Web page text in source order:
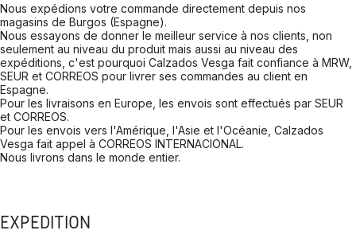
Nous expédions votre commande directement depuis nos
magasins de Burgos (Espagne).
Nous essayons de donner le meilleur service à nos clients, non
seulement au niveau du produit mais aussi au niveau des
expéditions, c'est pourquoi Calzados Vesga fait confiance à MRW,
SEUR et CORREOS pour livrer ses commandes au client en
Espagne.
Pour les livraisons en Europe, les envois sont effectués par SEUR
et CORREOS.
Pour les envois vers l'Amérique, l'Asie et l'Océanie, Calzados
Vesga fait appel à CORREOS INTERNACIONAL.
Nous livrons dans le monde entier.
EXPÉDITION